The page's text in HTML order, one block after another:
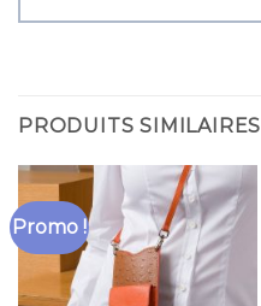
PRODUITS SIMILAIRES
Promo !